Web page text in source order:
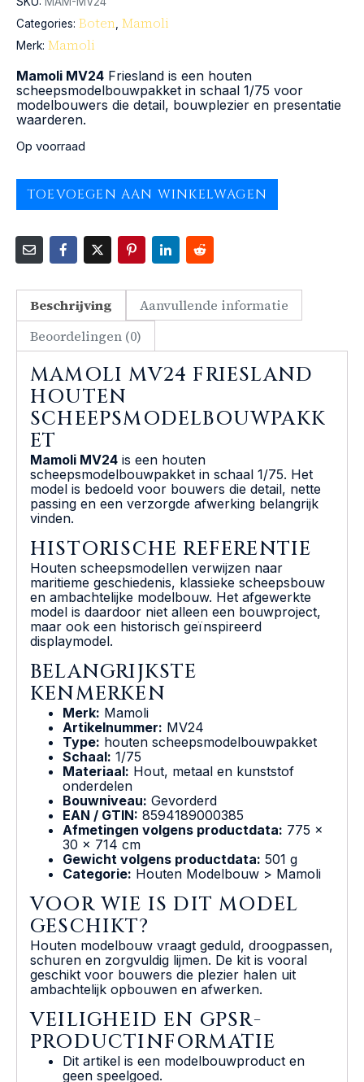
Categories: Boten Mamoli
Merk: Mamoli
Mamoli MV24 Friesland is een houten
scheepsmodelbouwpakket in schaal 1/75 voor
modelbouwers die detail, bouwplezier en presentatie
waarderen.
Op voorraad
TOEVOEGEN AAN WINKELWAGEN
Beschrijving
Aanvullende informatie
Beoordelingen (0)
MAMOLI MV24 FRIESLAND
HOUTEN
SCHEEPSMODELBOUWPAKK
ET
Mamoli MV24 is een houten
scheepsmodelbouwpakket in schaal 1/75. Het
model is bedoeld voor bouwers die detail, nette
passing en een verzorgde afwerking belangrijk
vinden.
HISTORISCHE REFERENTIE
Houten scheepsmodellen verwijzen naar
maritieme geschiedenis, klassieke scheepsbouw
en ambachtelijke modelbouw. Het afgewerkte
model is daardoor niet alleen een bouwproject,
maar ook een historisch geïnspireerd
displaymodel.
BELANGRIJKSTE
KENMERKEN
Merk: Mamoli
Artikelnummer: MV24
Type: houten scheepsmodelbouwpakket
Schaal: 1/75
Materiaal: Hout, metaal en kunststof
onderdelen
Bouwniveau: Gevorderd
EAN / GTIN: 8594189000385
Afmetingen volgens productdata: 775 x
30 x 714 cm
Gewicht volgens productdata: 501 g
Categorie: Houten Modelbouw > Mamoli
VOOR WIE IS DIT MODEL
GESCHIKT?
Houten modelbouw vraagt geduld, droogpassen,
schuren en zorgvuldig lijmen. De kit is vooral
geschikt voor bouwers die plezier halen uit
ambachtelijk opbouwen en afwerken.
VEILIGHEID EN GPSR-
PRODUCTINFORMATIE
Dit artikel is een modelbouwproduct en
geen speelgoed.